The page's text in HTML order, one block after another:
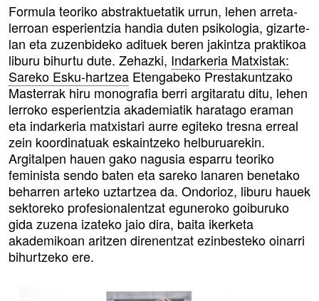
Formula teoriko abstraktuetatik urrun, lehen arreta-
lerroan esperientzia handia duten psikologia, gizarte-
lan eta zuzenbideko adituek beren jakintza praktikoa
liburu bihurtu dute. Zehazki, Indarkeria Matxistak:
Sareko Esku-hartzea Etengabeko Prestakuntzako
Masterrak hiru monografia berri argitaratu ditu, lehen
lerroko esperientzia akademiatik haratago eraman
eta indarkeria matxistari aurre egiteko tresna erreal
zein koordinatuak eskaintzeko helburuarekin.
Argitalpen hauen gako nagusia esparru teoriko
feminista sendo baten eta sareko lanaren benetako
beharren arteko uztartzea da. Ondorioz, liburu hauek
sektoreko profesionalentzat eguneroko goiburuko
gida zuzena izateko jaio dira, baita ikerketa
akademikoan aritzen direnentzat ezinbesteko oinarri
bihurtzeko ere.